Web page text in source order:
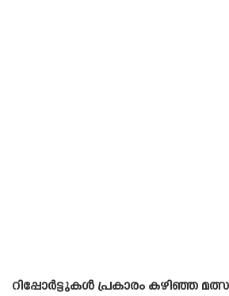
റിപ്പോർട്ടുകൾ പ്രകാരം കഴിഞ്ഞ